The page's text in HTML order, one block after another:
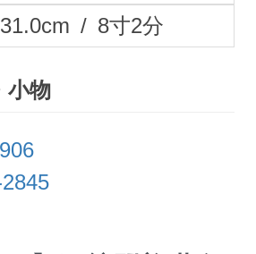
31.0cm / 8寸2分
小物